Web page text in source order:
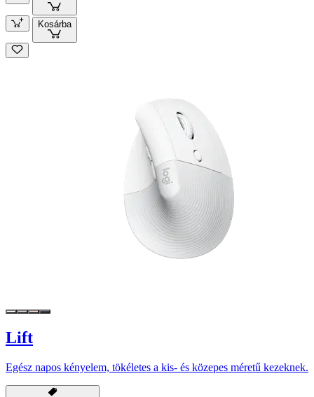
Kosárba
Lift
Egész napos kényelem, tökéletes a kis- és közepes méretű kezeknek.